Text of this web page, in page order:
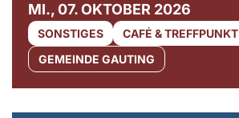
MI., 07. OKTOBER 2026
SONSTIGES
CAFÉ & TREFFPUNKT
GEMEINDE GAUTING